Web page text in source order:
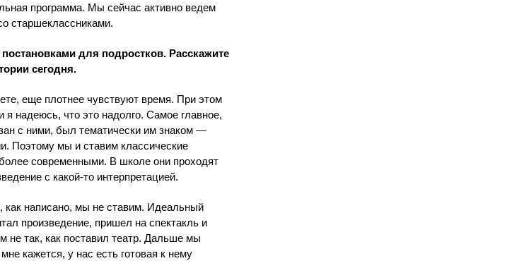
программа. Мы сейчас активно ведем
старшеклассниками.
для подростков. Расскажите
сегодня.
еще плотнее чувствуют время. При этом
я надеюсь, что это надолго. Самое главное,
с ними, был тематически им знаком —
Поэтому мы и ставим классические
современными. В школе они проходят
с какой-то интерпретацией.
написано, мы не ставим. Идеальный
произведение, пришел на спектакль и
не так, как поставил театр. Дальше мы
кажется, у нас есть готовая к нему